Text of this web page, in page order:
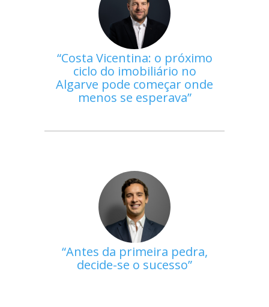
Costa Vicentina: o próximo
ciclo do imobiliário no
Algarve pode começar onde
menos se esperava
Antes da primeira pedra,
decide-se o sucesso